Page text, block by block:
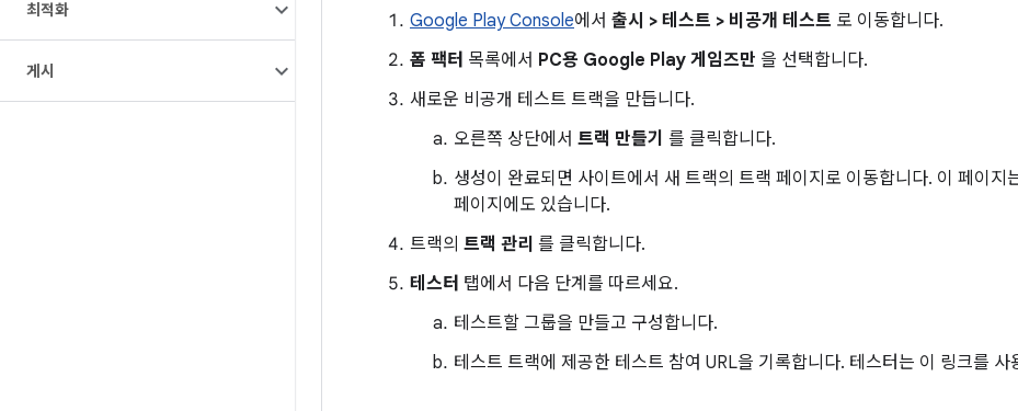
최적화
게시
Google Play Console에서 출시 > 테스트 > 비공개 테스트 로 이동합니다.
폼 팩터 목록에서 PC용 Google Play 게임즈만 을 선택합니다.
새로운 비공개 테스트 트랙을 만듭니다.
오른쪽 상단에서 트랙 만들기 를 클릭합니다.
생성이 완료되면 사이트에서 새 트랙의 트랙 페이지로 이동합니다. 이 페이지
페이지에도 있습니다.
트랙의 트랙 관리 를 클릭합니다.
테스터 탭에서 다음 단계를 따르세요.
테스트할 그룹을 만들고 구성합니다.
테스트 트랙에 제공한 테스트 참여 URL을 기록합니다. 테스터는 이 링크를 사